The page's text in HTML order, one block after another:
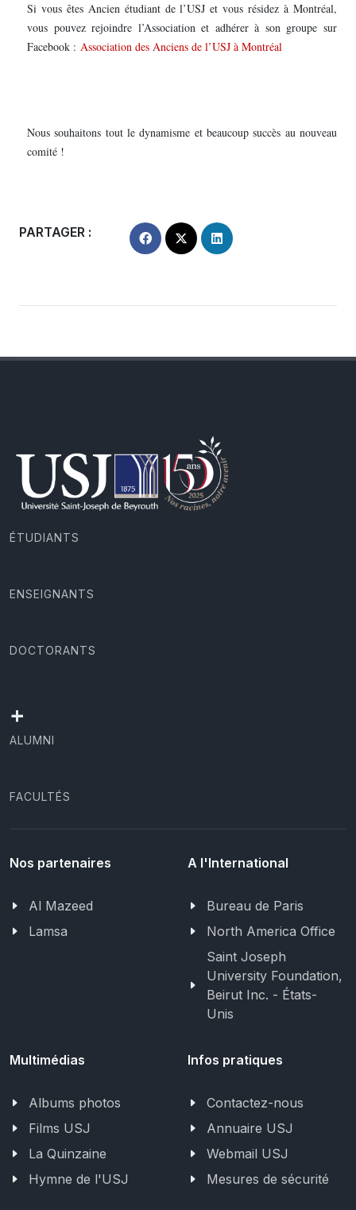
Si vous êtes Ancien étudiant de l’USJ et vous résidez à Montréal,
vous pouvez rejoindre l’Association et adhérer à son groupe sur
Facebook : Association des Anciens de l’USJ à Montréal
Nous souhaitons tout le dynamisme et beaucoup succès au nouveau
comité !
PARTAGER :
ÉTUDIANTS
ENSEIGNANTS
DOCTORANTS
+
ALUMNI
FACULTÉS
Nos partenaires
Al Mazeed
Lamsa
A l'International
Bureau de Paris
North America Office
Saint Joseph
University Foundation,
Beirut Inc. - États-
Unis
Multimédias
Albums photos
Films USJ
La Quinzaine
Hymne de l'USJ
Infos pratiques
Contactez-nous
Annuaire USJ
Webmail USJ
Mesures de sécurité